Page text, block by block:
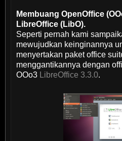
Membuang OpenOffice
LibreOffice (LibO).
Seperti pernah kami
mewujudkan keinginannya
menyertakan paket office
menggantikannya dengan
OOo3 LibreOffice 3.3.0.